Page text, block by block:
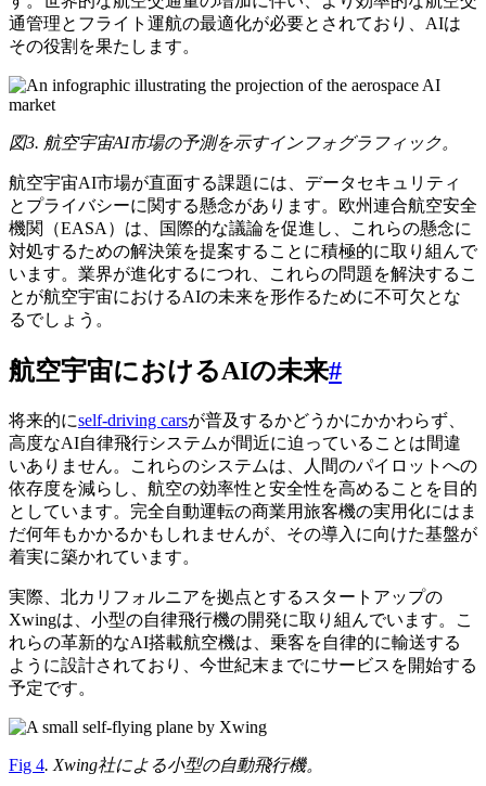
通管理とフライト運航の最適化が必要とされており、AIは
その役割を果たします。
図3. 航空宇宙AI市場の予測を示すインフォグラフィック。
航空宇宙AI市場が直面する課題には、データセキュリティ
とプライバシーに関する懸念があります。欧州連合航空安全
機関（EASA）は、国際的な議論を促進し、これらの懸念に
対処するための解決策を提案することに積極的に取り組んで
います。業界が進化するにつれ、これらの問題を解決するこ
とが航空宇宙におけるAIの未来を形作るために不可欠とな
るでしょう。
航空宇宙におけるAIの未来#
将来的にself-driving carsが普及するかどうかにかかわらず、
高度なAI自律飛行システムが間近に迫っていることは間違
いありません。これらのシステムは、人間のパイロットへの
依存度を減らし、航空の効率性と安全性を高めることを目的
としています。完全自動運転の商業用旅客機の実用化にはま
だ何年もかかるかもしれませんが、その導入に向けた基盤が
着実に築かれています。
実際、北カリフォルニアを拠点とするスタートアップの
Xwingは、小型の自律飛行機の開発に取り組んでいます。こ
れらの革新的なAI搭載航空機は、乗客を自律的に輸送する
ように設計されており、今世紀末までにサービスを開始する
予定です。
Fig 4. Xwing社による小型の自動飛行機。